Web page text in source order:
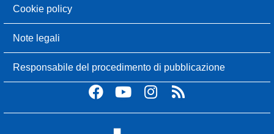
Cookie policy
Note legali
Responsabile del procedimento di pubblicazione